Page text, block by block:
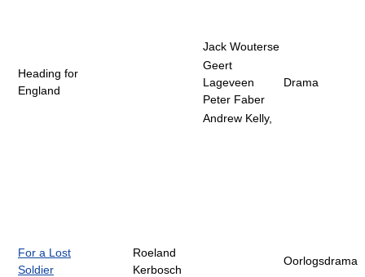
Jack Wouterse
Heading for
England
Geert
Lageveen
Peter Faber
Drama
For a Lost
Soldier
Roeland
Kerbosch
Andrew Kelly,
Oorlogsdrama